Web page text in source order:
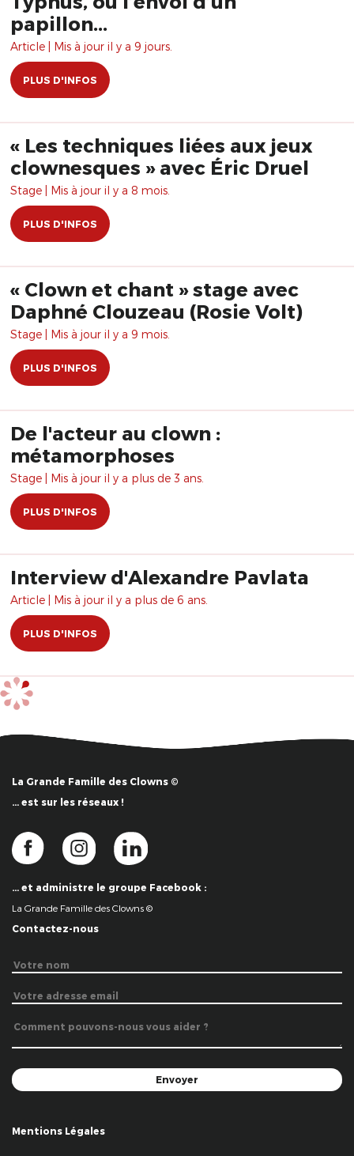
papillon...
Article | Mis à jour il y a 9 jours.
PLUS D'INFOS
« Les techniques liées aux jeux
clownesques » avec Éric Druel
Stage | Mis à jour il y a 8 mois.
PLUS D'INFOS
« Clown et chant » stage avec
Daphné Clouzeau (Rosie Volt)
Stage | Mis à jour il y a 9 mois.
PLUS D'INFOS
De l'acteur au clown :
métamorphoses
Stage | Mis à jour il y a plus de 3 ans.
PLUS D'INFOS
Interview d'Alexandre Pavlata
Article | Mis à jour il y a plus de 6 ans.
PLUS D'INFOS
La Grande Famille des Clowns ©
… est sur les réseaux !
… et administre le groupe Facebook :
La Grande Famille des Clowns ©
Contactez-nous
Mentions Légales